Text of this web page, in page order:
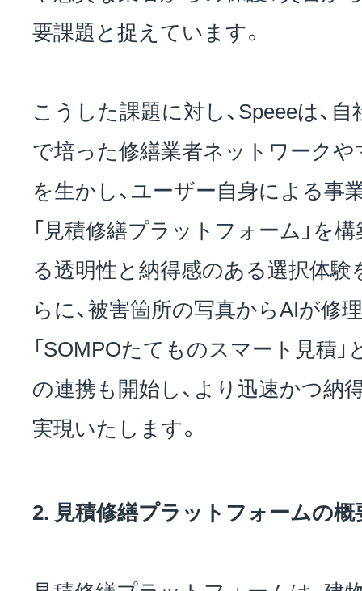
要課題と捉えています。
こうした課題に対し、Speeeは、自
で培った修繕業者ネットワーク
を生かし、ユーザー自身による事
「見積修繕プラットフォーム」を
る透明性と納得感のある選択体験
らに、被害箇所の写真からAIが修
「SOMPOたてものスマート見積」
の連携も開始し、より迅速かつ納
実現いたします。
2. 見積修繕プラットフォームの概